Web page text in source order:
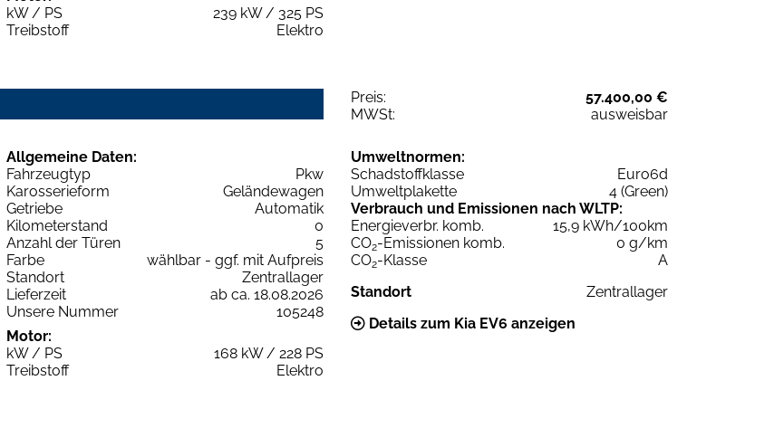
kW / PS
239 kW / 325 PS
Treibstoff
Elektro
Preis:
57.400,00 €
MWSt:
ausweisbar
Allgemeine Daten:
Fahrzeugtyp
Pkw
Karosserieform
Geländewagen
Getriebe
Automatik
Kilometerstand
0
Anzahl der Türen
5
Farbe
wählbar - ggf. mit Aufpreis
Standort
Zentrallager
Lieferzeit
ab ca. 18.08.2026
Unsere Nummer
105248
Motor:
kW / PS
168 kW / 228 PS
Treibstoff
Elektro
Umweltnormen:
Schadstoffklasse
Euro6d
Umweltplakette
4 (Green)
Verbrauch und Emissionen nach WLTP:
Energieverbr. komb.
15,9 kWh/100km
CO2-Emissionen komb.
0 g/km
CO2-Klasse
A
Standort
Zentrallager
Details zum Kia EV6 anzeigen